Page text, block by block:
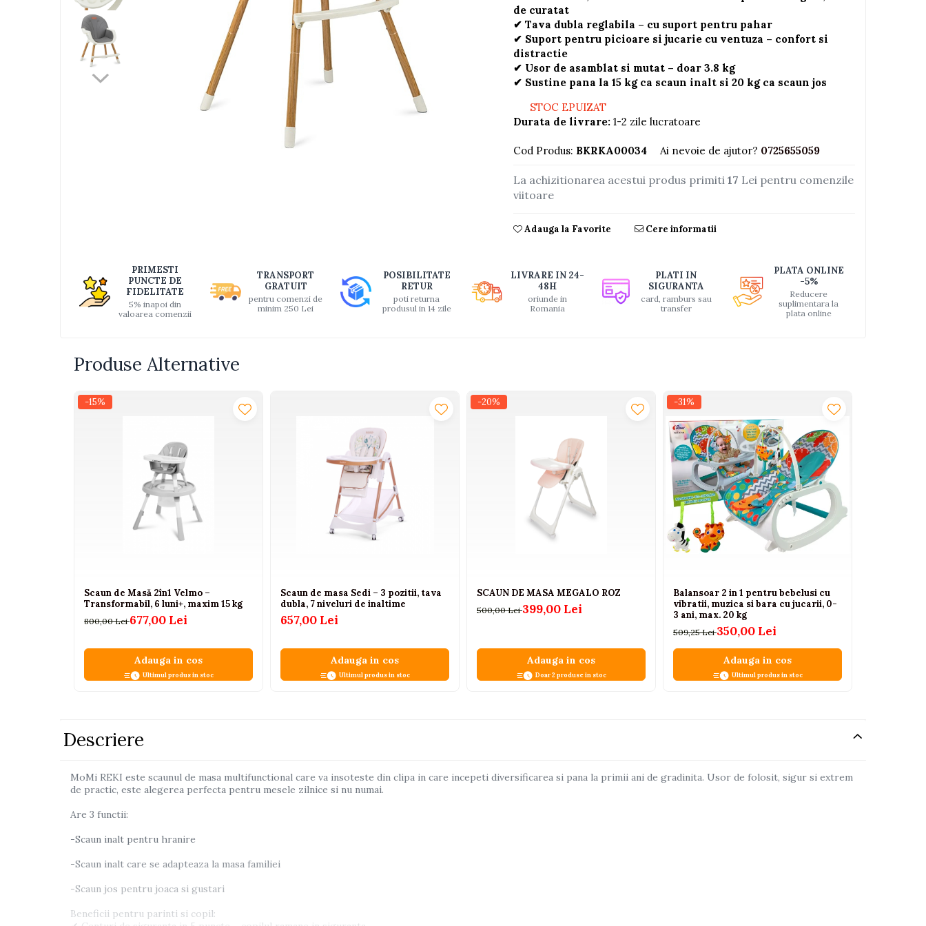
Interactive, educative si muzicale
Saltelute si centre de activitati
Seturi de frumusete
Caluti balansoar
Interactive, educative si
Blocuri de constructie
Seturi de doctor
Jucarii exterior
de curatat
✔ Tava dubla reglabila – cu suport pentru pahar
✔ Suport pentru picioare si jucarie cu ventuza – confort si
distractie
✔ Usor de asamblat si mutat – doar 3.8 kg
✔ Sustine pana la 15 kg ca scaun inalt si 20 kg ca scaun jos
STOC EPUIZAT
Durata de livrare: 1-2 zile lucratoare
Cod Produs: BKRKA00034 Ai nevoie de ajutor? 0725655059
La achizitionarea acestui produs primiti17 Lei pentru comenzile
viitoare
Adauga la Favorite Cere informatii
PRIMESTI
PUNCTE DE
FIDELITATE
5% inapoi din
valoarea comenzii
TRANSPORT
GRATUIT
pentru comenzi de
minim 250 Lei
POSIBILITATE
RETUR
poti returna
produsul in 14 zile
LIVRARE IN 24-
48H
oriunde in
Romania
PLATI IN
SIGURANTA
card, ramburs sau
transfer
PLATA ONLINE
-5%
Reducere
suplimentara la
plata online
Produse Alternative
-15%
Scaun de Masă 2în1 Velmo –
Transformabil, 6 luni+, maxim 15 kg
800,00 Lei677,00 Lei
Adauga in cos
Ultimul produs in stoc
Scaun de masa Sedi – 3 pozitii, tava
dubla, 7 niveluri de inaltime
657,00 Lei
Adauga in cos
Ultimul produs in stoc
-20%
SCAUN DE MASA MEGALO ROZ
500,00 Lei399,00 Lei
Adauga in cos
Doar 2 produse in stoc
-31%
Balansoar 2 in 1 pentru bebelusi cu
vibratii, muzica si bara cu jucarii, 0-
3 ani, max. 20 kg
509,25 Lei350,00 Lei
Adauga in cos
Ultimul produs in stoc
Descriere
MoMi REKI este scaunul de masa multifunctional care va insoteste din clipa in care incepeti diversificarea si pana la primii ani de gradinita. Usor de folosit, sigur si extrem
de practic, este alegerea perfecta pentru mesele zilnice si nu numai.
Are 3 functii:
-Scaun inalt pentru hranire
-Scaun inalt care se adapteaza la masa familiei
-Scaun jos pentru joaca si gustari
Beneficii pentru parinti si copil: